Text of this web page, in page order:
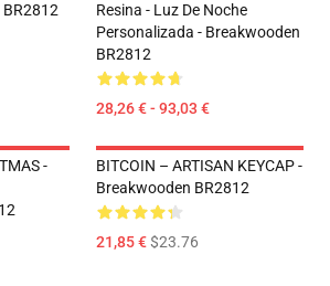
Resina - Luz De Noche
Personalizada - Breakwooden
BR2812
28,26 € - 93,03 €
-
BITCOIN – ARTISAN KEYCAP -
Breakwooden BR2812
21,85 €$23.76